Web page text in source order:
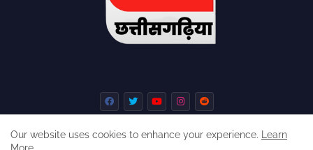
Our website uses cookies to enhance your experience.
Learn